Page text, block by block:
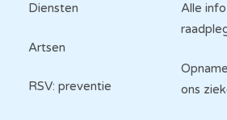
Diensten
Artsen
RSV: preventie
Alle
ons